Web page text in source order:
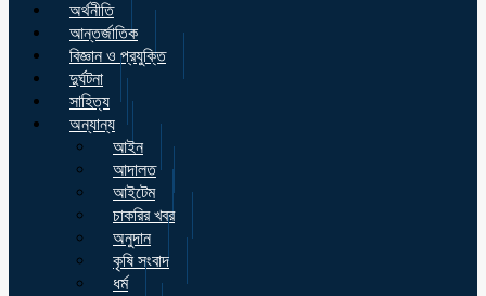
অর্থনীতি
আন্তর্জাতিক
বিজ্ঞান ও প্রযুক্তি
দুর্ঘটনা
সাহিত্য
অন্যান্য
আইন
আদালত
আইটেম
চাকরির খবর
অনুদান
কৃষি সংবাদ
ধর্ম